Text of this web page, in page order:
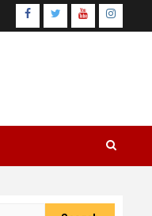
Facebook
TwitterYoutube